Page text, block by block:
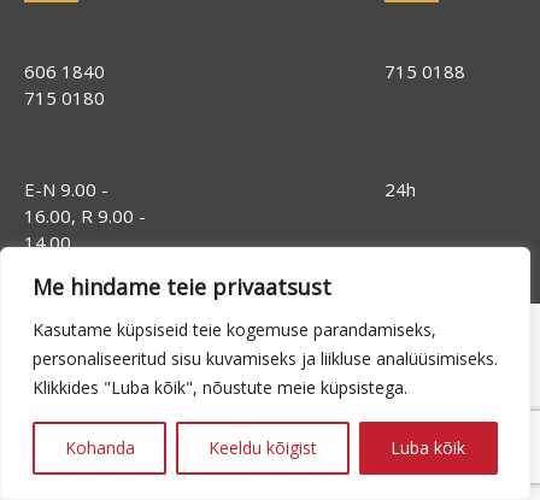
Me hindame teie privaatsust
Kasutame küpsiseid teie kogemuse parandamiseks,
personaliseeritud sisu kuvamiseks ja liikluse analüüsimiseks.
Klikkides "Luba kõik", nõustute meie küpsistega.
Kohanda Keeldu kõigist Luba kõik
606 1840
715 0180
715 0188
E-N 9.00 -
16.00, R 9.00 -
14.00
24h